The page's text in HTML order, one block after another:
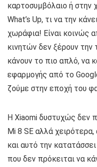
καρτοσυμβόλαιο ή στην
What’s Up, τι να την
χωράφια! Είναι κοινώς
κινητών δεν ξέρουν
κάνουν το πιο απλό, να
εφαρμογής από το
ζούμε στην εποχή του
Η Xiaomi δυστυχώς δεν
Mi 8 SE αλλά
και αυτό την
που δεν πρόκειται να